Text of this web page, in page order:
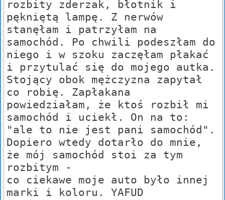
rozbity zderzak, błotnik i
pękniętą lampę. Z nerwów
stanęłam i patrzyłam na
samochód. Po chwili podeszłam do
niego i w szoku zaczęłam płakać
i przytulać się do mojego autka.
Stojący obok mężczyzna zapytał
co robię. Zapłakana
powiedziałam, że ktoś rozbił mi
samochód i uciekł. On na to:
"ale to nie jest pani samochód".
Dopiero wtedy dotarło do mnie,
że mój samochód stoi za tym
rozbitym -
co ciekawe moje auto było innej
marki i koloru. YAFUD